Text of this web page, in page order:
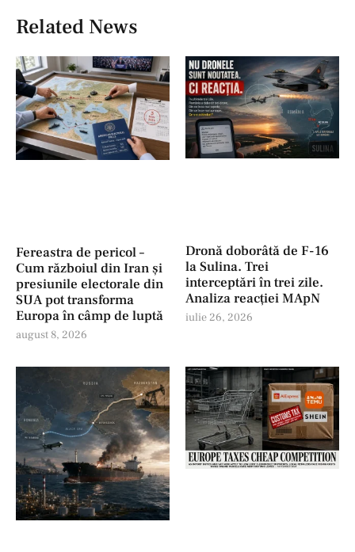
Related News
Fereastra de pericol –
Cum războiul din Iran și
presiunile electorale din
SUA pot transforma
Europa în câmp de luptă
august 8, 2026
Dronă doborâtă de F-16
la Sulina. Trei
interceptări în trei zile.
Analiza reacției MApN
iulie 26, 2026